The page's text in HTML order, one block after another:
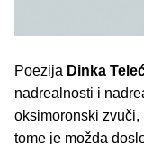
Poezija Dinka
nadrealnosti i
oksimoronski
tome je možda